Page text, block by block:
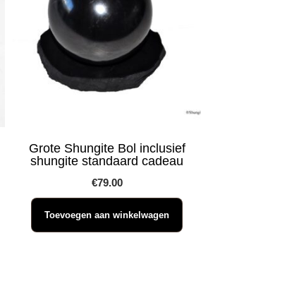
Grote Shungite Bol inclusief
shungite standaard cadeau
€79.00
Toevoegen aan winkelwagen